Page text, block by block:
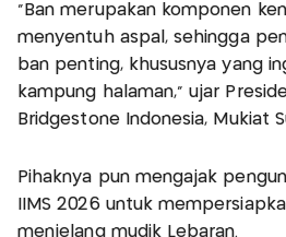
"Ban merupakan komponen
menyentuh aspal, sehingga
ban penting, khususnya yang
kampung halaman,” ujar
Bridgestone Indonesia, Mukiat
Pihaknya pun mengajak
IIMS 2026 untuk
menjelang mudik Lebaran.